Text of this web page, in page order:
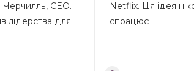
Черчилль, СЕО.
лідерства для
Netflix. Ця ідея
спрацює